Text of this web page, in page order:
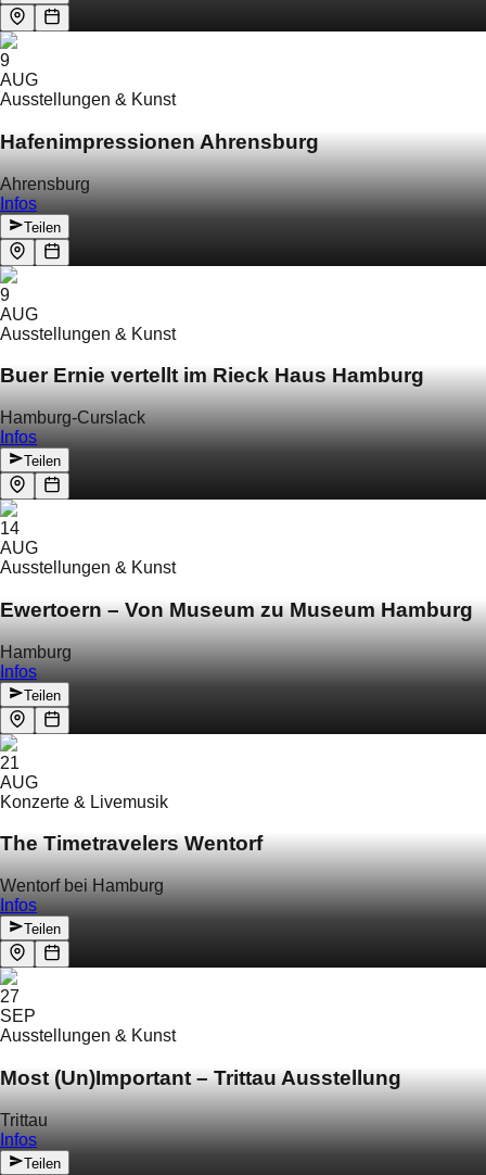
9
AUG
Ausstellungen & Kunst
Hafenimpressionen Ahrensburg
Ahrensburg
Infos
Teilen
9
AUG
Ausstellungen & Kunst
Buer Ernie vertellt im Rieck Haus Hamburg
Hamburg-Curslack
Infos
Teilen
14
AUG
Ausstellungen & Kunst
Ewertoern – Von Museum zu Museum Hamburg
Hamburg
Infos
Teilen
21
AUG
Konzerte & Livemusik
The Timetravelers Wentorf
Wentorf bei Hamburg
Infos
Teilen
27
SEP
Ausstellungen & Kunst
Most (Un)Important – Trittau Ausstellung
Trittau
Infos
Teilen